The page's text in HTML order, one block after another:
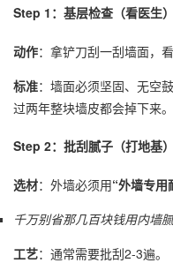
Step 1：基层检查（看医生）
动作：拿铲刀刮一刮墙面，
标准：墙面必须坚固、无空
过两年整块墙皮都会掉下来。
Step 2：批刮腻子（打地基）
选材：外墙必须用“外墙专用
千万别省那几百块钱用内墙
工艺：通常需要批刮2-3遍。